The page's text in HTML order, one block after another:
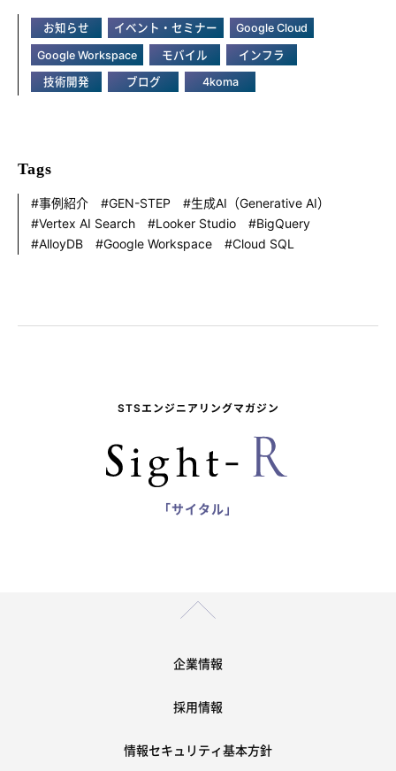
お知らせ イベント・セミナー Google Cloud
Google Workspace モバイル インフラ
技術開発 ブログ 4koma
Tags
事例紹介 GEN-STEP
生成AI（Generative AI）
Vertex AI Search
Looker Studio
BigQuery
AlloyDB
Google Workspace Cloud SQL
STSエンジニアリングマガジン
「サイタル」
企業情報
採用情報
情報セキュリティ基本方針